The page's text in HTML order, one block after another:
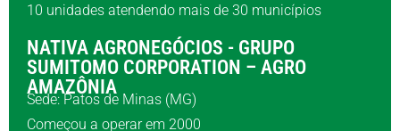
10 unidades atendendo mais de 30 municípios
NATIVA AGRONEGÓCIOS - GRUPO
SUMITOMO CORPORATION – AGRO
AMAZÔNIA
Sede: Patos de Minas (MG)
Começou a operar em 2000